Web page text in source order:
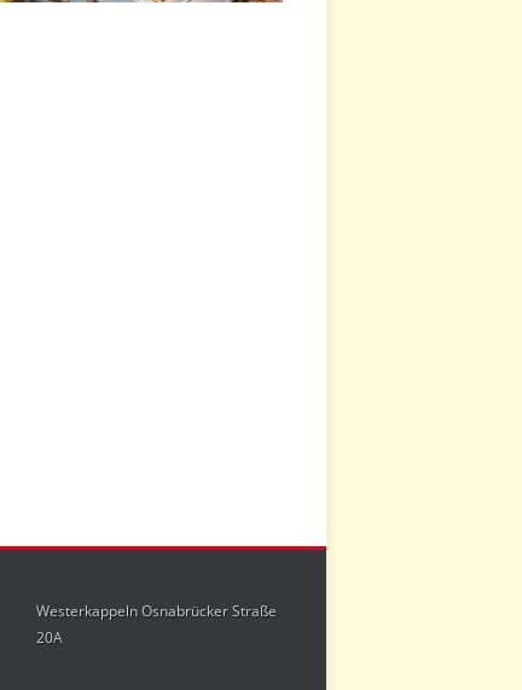
Westerkappeln Osnabrücker Straße
20A